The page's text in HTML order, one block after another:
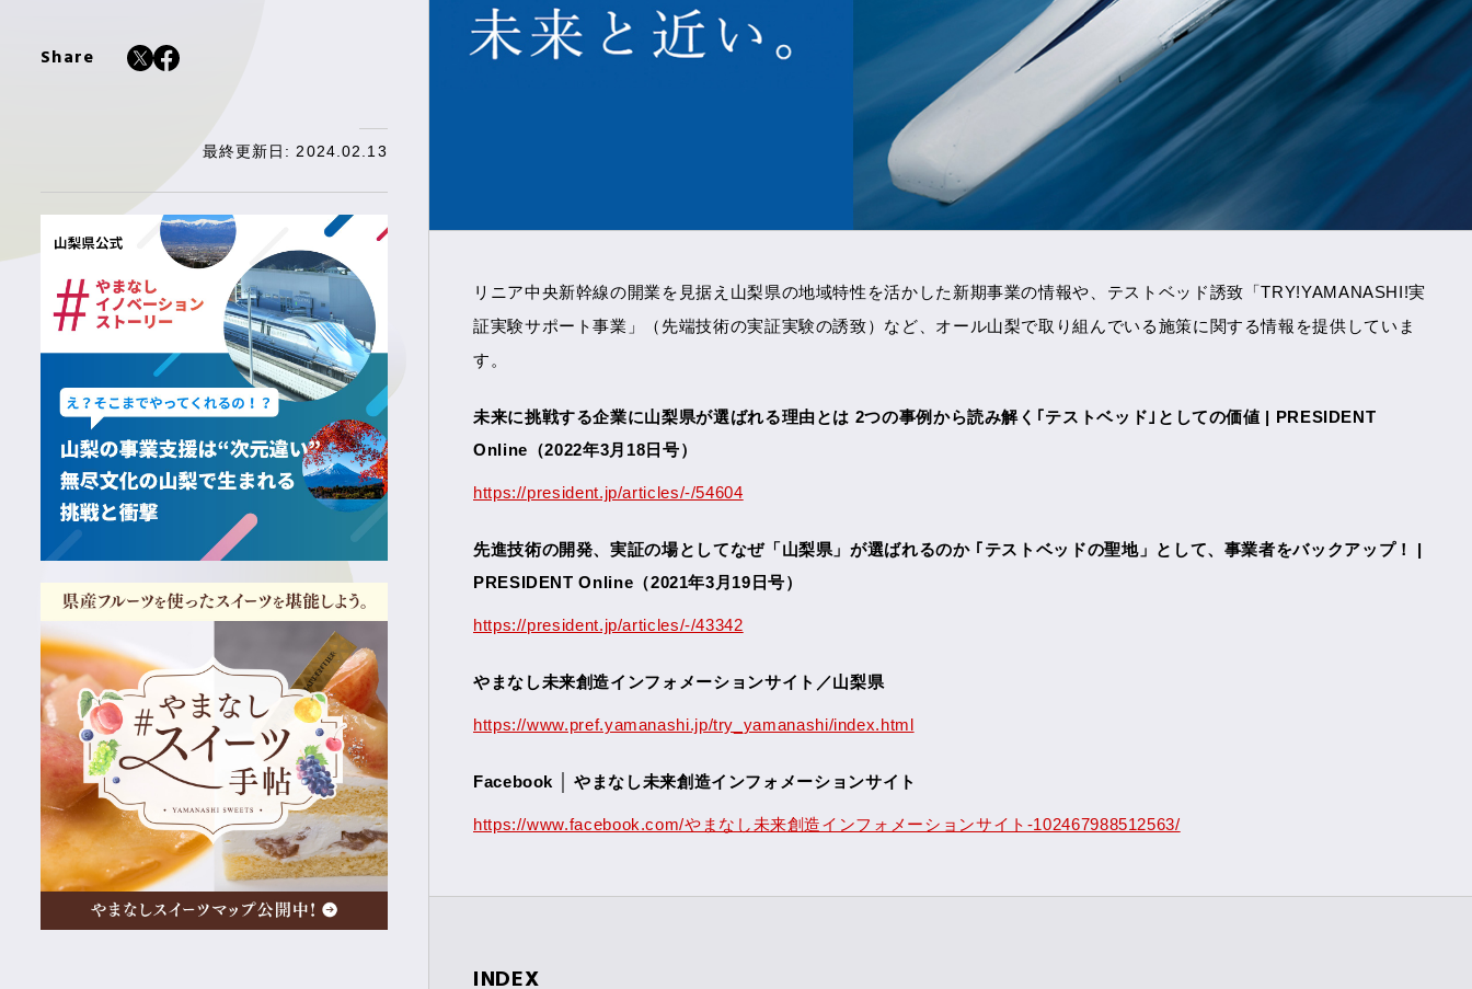
Share
最終更新日: 2024.02.13
リニア中央新幹線の開業を見据え山梨県の地域特性を活かした新期事業の情報や、テストベッド誘致「TRY!YAMANASHI!実
証実験サポート事業」（先端技術の実証実験の誘致）など、オール山梨で取り組んでいる施策に関する情報を提供していま
す。
未来に挑戦する企業に山梨県が選ばれる理由とは 2つの事例から読み解く｢テストベッド｣としての価値 | PRESIDENT
Online（2022年3月18日号）
https://president.jp/articles/-/54604
先進技術の開発、実証の場としてなぜ「山梨県」が選ばれるのか ｢テストベッドの聖地」として、事業者をバックアップ！ |
PRESIDENT Online（2021年3月19日号）
https://president.jp/articles/-/43342
やまなし未来創造インフォメーションサイト／山梨県
https://www.pref.yamanashi.jp/try_yamanashi/index.html
Facebook │ やまなし未来創造インフォメーションサイト
https://www.facebook.com/やまなし未来創造インフォメーションサイト-102467988512563/
INDEX